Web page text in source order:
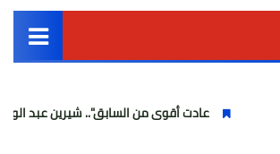
أخبار مصر
عادت أقوى من السابق".. شيرين عبد الوهاب تتألق في